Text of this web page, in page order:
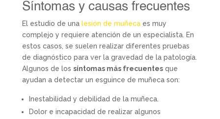
Síntomas y causas frecuentes
El estudio de una lesión de muñecaes muy
complejo y requiere atención de un especialista. En
estos casos, se suelen realizar diferentes pruebas
de diagnóstico para ver la gravedad de la patología.
Algunos de los síntomas más frecuentesque
ayudan a detectar un esguince de muñeca son:
Inestabilidad y debilidad de la muñeca.
Dolor e incapacidad de realizar algunos